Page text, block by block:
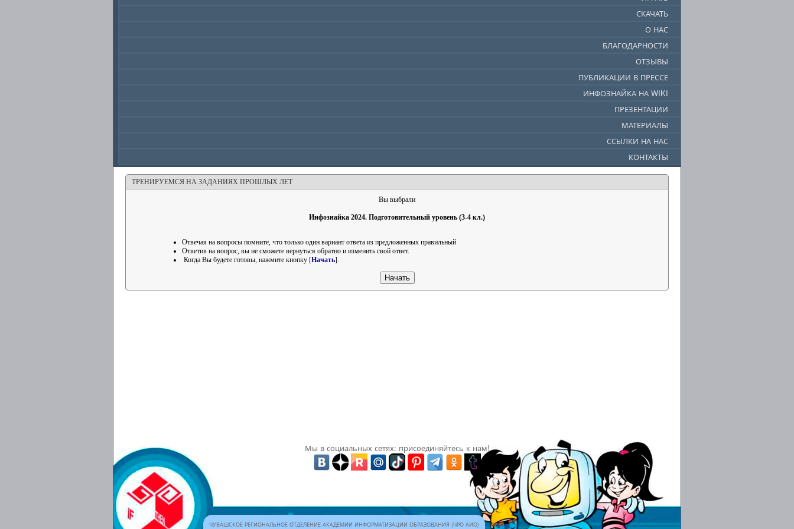
СКАЧАТЬ
О НАС
БЛАГОДАРНОСТИ
ОТЗЫВЫ
ПУБЛИКАЦИИ В ПРЕССЕ
ИНФОЗНАЙКА НА WIKI
ПРЕЗЕНТАЦИИ
МАТЕРИАЛЫ
ССЫЛКИ НА НАС
КОНТАКТЫ
ТРЕНИРУЕМСЯ НА ЗАДАНИЯХ ПРОШЛЫХ ЛЕТ
Вы выбрали
Инфознайка 2024. Подготовительный уровень (3-4 кл.)
Отвечая на вопросы помните, что только один вариант ответа из предложенных правильный
Ответив на вопрос, вы не сможете вернуться обратно и изменить свой ответ.
Когда Вы будете готовы, нажмите кнопку [Начать].
Мы в социальных сетях: присоединяйтесь к нам!
ЧУВАШСКОЕ РЕГИОНАЛЬНОЕ ОТДЕЛЕНИЕ АКАДЕМИИ ИНФОРМАТИЗАЦИИ ОБРАЗОВАНИЯ (ЧРО АИО)